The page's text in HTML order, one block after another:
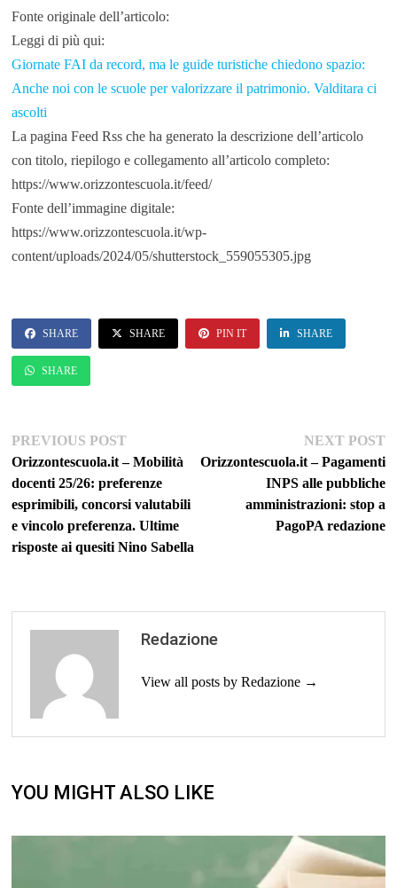
Fonte originale dell’articolo:
Leggi di più qui:
Giornate FAI da record, ma le guide turistiche chiedono spazio:
Anche noi con le scuole per valorizzare il patrimonio. Valditara ci
ascolti
La pagina Feed Rss che ha generato la descrizione dell’articolo
con titolo, riepilogo e collegamento all’articolo completo:
https://www.orizzontescuola.it/feed/
Fonte dell’immagine digitale:
https://www.orizzontescuola.it/wp-
content/uploads/2024/05/shutterstock_559055305.jpg
SHARE SHARE PIN IT SHARE
SHARE
Navigazione
articoli
PREVIOUS POSTPrevious
post:
Orizzontescuola.it – Mobilità
docenti 25/26: preferenze
esprimibili, concorsi valutabili
e vincolo preferenza. Ultime
risposte ai quesiti Nino Sabella
NEXT POST
Orizzontescuola.it – Pagamenti
INPS alle pubbliche
amministrazioni: stop a
PagoPA redazione
Redazione
View all posts by Redazione →
YOU MIGHT ALSO LIKE